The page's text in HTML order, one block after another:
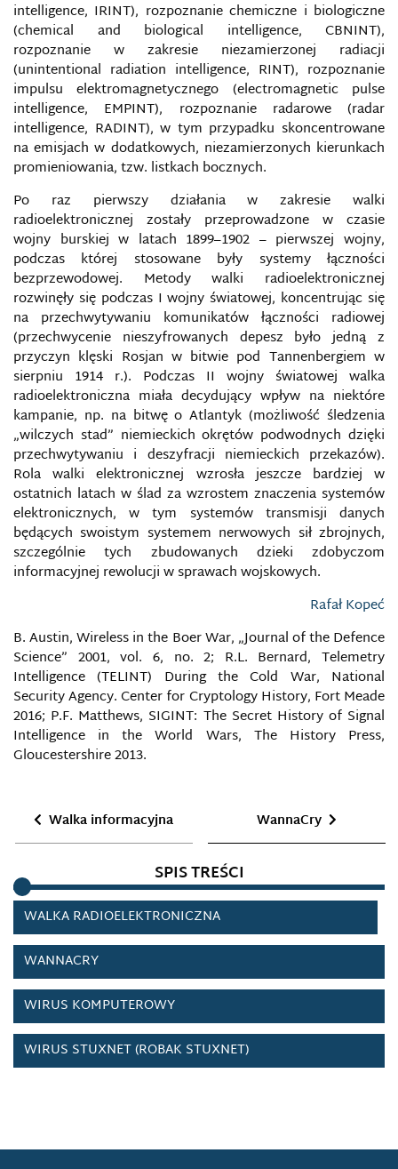
intelligence, IRINT), rozpoznanie chemiczne i biologiczne
(chemical and biological intelligence, CBNINT),
rozpoznanie w zakresie niezamierzonej radiacji
(unintentional radiation intelligence, RINT), rozpoznanie
impulsu elektromagnetycznego (electromagnetic pulse
intelligence, EMPINT), rozpoznanie radarowe (radar
intelligence, RADINT), w tym przypadku skoncentrowane
na emisjach w dodatkowych, niezamierzonych kierunkach
promieniowania, tzw. listkach bocznych.
Po raz pierwszy działania w zakresie walki
radioelektronicznej zostały przeprowadzone w czasie
wojny burskiej w latach 1899–1902 – pierwszej wojny,
podczas której stosowane były systemy łączności
bezprzewodowej. Metody walki radioelektronicznej
rozwinęły się podczas I wojny światowej, koncentrując się
na przechwytywaniu komunikatów łączności radiowej
(przechwycenie nieszyfrowanych depesz było jedną z
przyczyn klęski Rosjan w bitwie pod Tannenbergiem w
sierpniu 1914 r.). Podczas II wojny światowej walka
radioelektroniczna miała decydujący wpływ na niektóre
kampanie, np. na bitwę o Atlantyk (możliwość śledzenia
„wilczych stad” niemieckich okrętów podwodnych dzięki
przechwytywaniu i deszyfracji niemieckich przekazów).
Rola walki elektronicznej wzrosła jeszcze bardziej w
ostatnich latach w ślad za wzrostem znaczenia systemów
elektronicznych, w tym systemów transmisji danych
będących swoistym systemem nerwowych sił zbrojnych,
szczególnie tych zbudowanych dzieki zdobyczom
informacyjnej rewolucji w sprawach wojskowych.
Rafał Kopeć
B. Austin, Wireless in the Boer War, „Journal of the Defence
Science” 2001, vol. 6, no. 2; R.L. Bernard, Telemetry
Intelligence (TELINT) During the Cold War, National
Security Agency. Center for Cryptology History, Fort Meade
2016; P.F. Matthews, SIGINT: The Secret History of Signal
Intelligence in the World Wars, The History Press,
Gloucestershire 2013.
Walka informacyjna WannaCry
SPIS TREŚCI
ŚRODOWISKO CYBERBEZPIECZEŃSTWA
ŚRODOWISKO INFORMACYJNE
ŚWIADOMOŚĆ INFORMACYJNA
ŚWIATOWA KOMISJA DS. STABILNOŚCI
CYBERPRZESTRZENI
TECHNOLOGIE INFORMACYJNO-KOMUNIKACYJNE
TECHNOLOGIE MANIPULACJI POLITYCZNYCH W
SIECIACH SPOŁECZNOŚCIOWYCH
TECHNOLOGIE MONITORINGOWE
TEORIA WOJEN INFORMACYJNYCH
TERRORYZM INFORMACYJNY
TERRORYZM MEDIALNY
TERRORYZM W MEDIACH SPOŁECZNOŚCIOWYCH
TROLLING (TROLLOWANIE)
UCZESTNICY WALKI INFORMACYJNEJ
USSTRATCOM
USTAWA O KRAJOWYM SYSTEMIE
CYBERBEZPIECZEŃSTWA
WALKA ELEKTRONICZNA
WALKA INFORMACYJNA
WALKA RADIOELEKTRONICZNA
WANNACRY
WIRUS KOMPUTEROWY
WIRUS STUXNET (ROBAK STUXNET)
NOWEJ GENERACJI